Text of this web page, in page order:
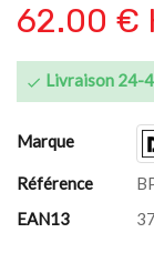
62.00 €
 Livraison 24-
Marque
Référence
EAN13